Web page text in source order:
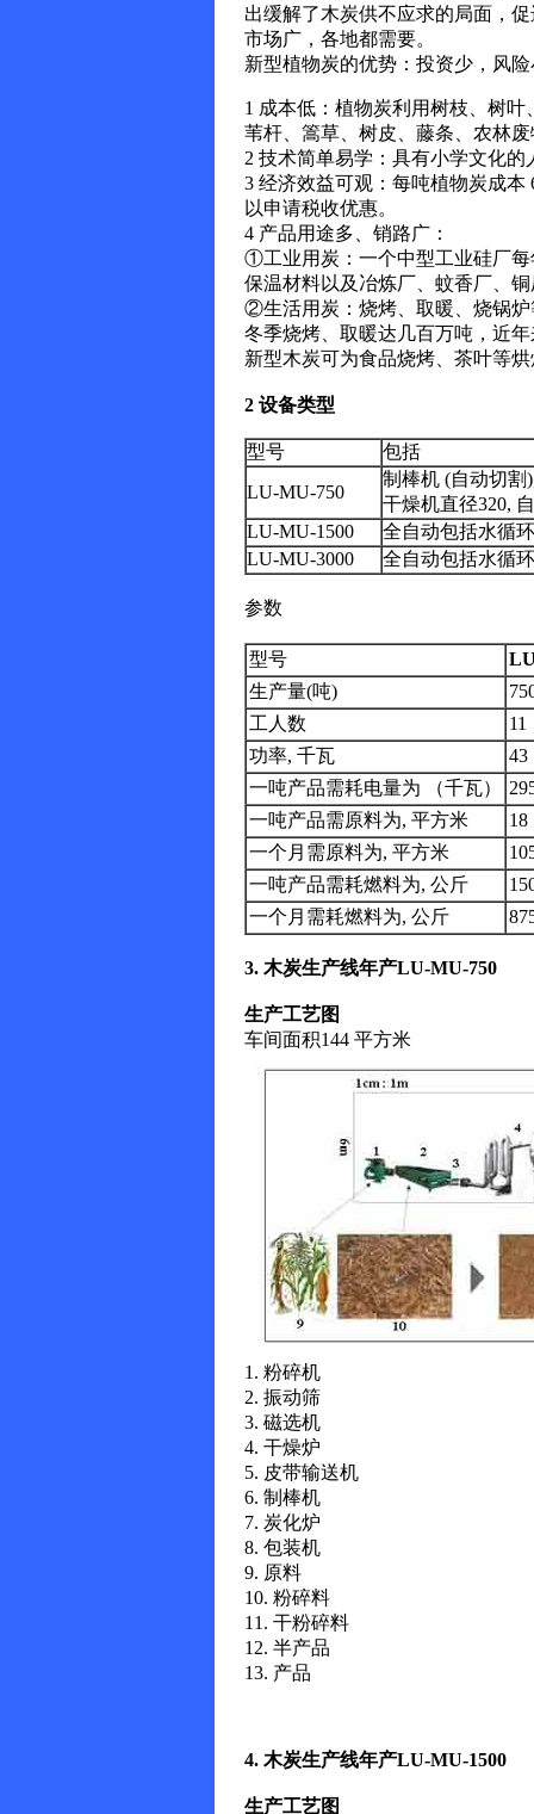
出缓解了木炭供不应求的局面，
市场广，各地都需要。
新型植物炭的优势：投资少，风
1 成本低：植物炭利用树枝、树
苇杆、篙草、树皮、藤条、农林
2 技术简单易学：具有小学文化
3 经济效益可观：每吨植物炭成本
以申请税收优惠。
4 产品用途多、销路广：
①工业用炭：一个中型工业硅厂
保温材料以及冶炼厂、蚊香厂、
②生活用炭：烧烤、取暖、烧锅炉
冬季烧烤、取暖达几百万吨，近
新型木炭可为食品烧烤、茶叶等
2 设备类型
型号
包括
LU-MU-750
制棒机 (自动切割
干燥机直径320,
LU-MU-1500
全自动包括水循
LU-MU-3000
全自动包括水循
参数
型号
生产量(吨)
工人数
11
功率, 千瓦
43
一吨产品需耗电量为 （千瓦）
一吨产品需原料为, 平方米
18
一个月需原料为, 平方米
一吨产品需耗燃料为, 公斤
一个月需耗燃料为, 公斤
3. 木炭生产线年产LU-MU-750
生产工艺图
车间面积144 平方米
1. 粉碎机
2. 振动筛
3. 磁选机
4. 干燥炉
5. 皮带输送机
6. 制棒机
7. 炭化炉
8. 包装机
9. 原料
10. 粉碎料
11. 干粉碎料
12. 半产品
13. 产品
4. 木炭生产线年产LU-MU-1500
生产工艺图